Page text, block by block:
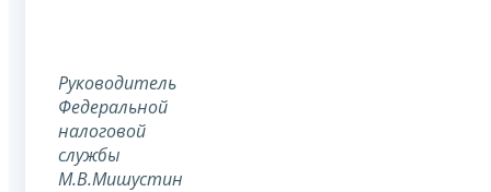
Руководитель
Федеральной
налоговой
службы
М.В.Мишустин